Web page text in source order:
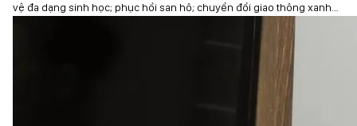
vệ đa dạng sinh học; phục hồi san hô; chuyển đổi giao thông xanh…